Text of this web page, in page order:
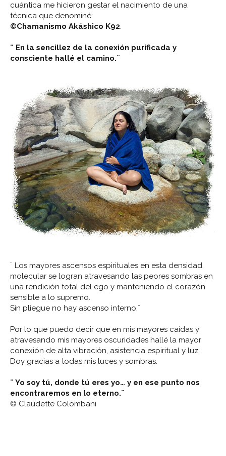
cuántica me hicieron gestar el nacimiento de una
©Chamanismo Akáshico K92.
¨ En la sencillez de la conexión purificada y
consciente hallé el camino.¨
¨ Los mayores ascensos espirituales en esta densidad
molecular se logran atravesando las peores sombras en
una rendición total del ego y manteniendo el corazón
sensible a lo supremo.
Sin pliegue no hay ascenso interno.¨
Por lo que puedo decir que en mis mayores caídas y
atravesando mis mayores oscuridades hallé la mayor
conexión de alta vibración, asistencia espiritual y luz.
Doy gracias a todas mis luces y sombras.
¨ Yo soy tú, donde tú eres yo… y en ese punto nos
encontraremos en lo eterno.¨